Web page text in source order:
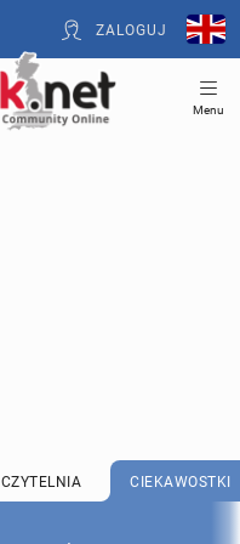
ZALOGUJ
Menu
CZYTELNIA CIEKAWOSTKI